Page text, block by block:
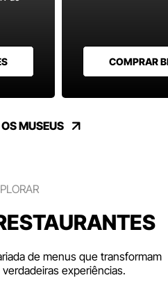
COMPRAR
MUSEUS
de menus que transformam
experiências.